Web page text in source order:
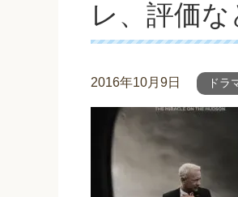
レ、評価な
2016年10月9日 ドラ